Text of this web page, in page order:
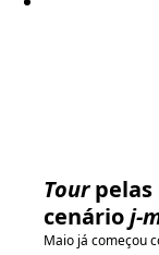
Tourpelas
cenárioj-
Maio já começou